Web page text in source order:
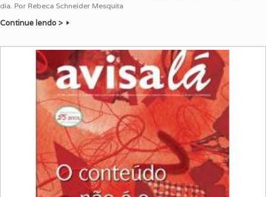
dia. Por Rebeca Schneider Mesquita
Continue lendo >